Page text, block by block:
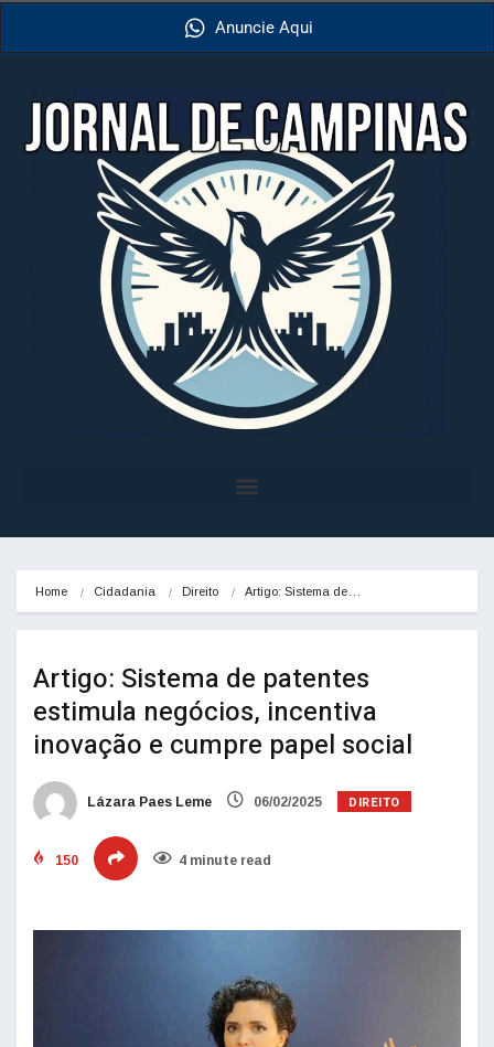
Anuncie Aqui
Home Cidadania Direito Artigo: Sistema de…
Artigo: Sistema de patentes
estimula negócios, incentiva
inovação e cumpre papel social
Lázara Paes Leme 06/02/2025 DIREITO
150 4 minute read